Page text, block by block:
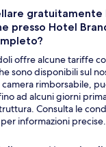
gratuitamente
presso Hotel
offre alcune tariffe
sono disponibili sul
rimborsabile,
ad alcuni giorni
Consulta le
informazioni precise.